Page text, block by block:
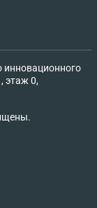
инновационного
этаж 0,